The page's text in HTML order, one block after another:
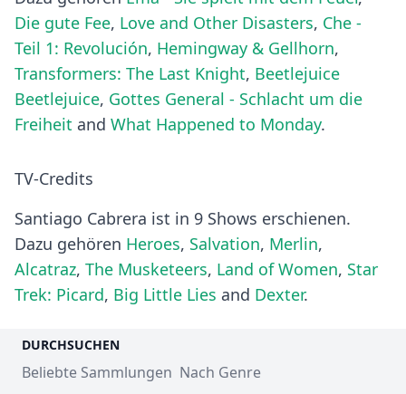
Die gute Fee, Love and Other Disasters, Che -
Teil 1: Revolución, Hemingway & Gellhorn,
Transformers: The Last Knight, Beetlejuice
Beetlejuice, Gottes General - Schlacht um die
Freiheit and What Happened to Monday.
TV-Credits
Santiago Cabrera ist in 9 Shows erschienen.
Dazu gehören Heroes, Salvation, Merlin,
Alcatraz, The Musketeers, Land of Women, Star
Trek: Picard, Big Little Lies and Dexter.
DURCHSUCHEN
Beliebte Sammlungen Nach Genre